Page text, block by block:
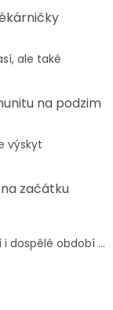
ale také
na podzim
výskyt
začátku
dospělé období ...